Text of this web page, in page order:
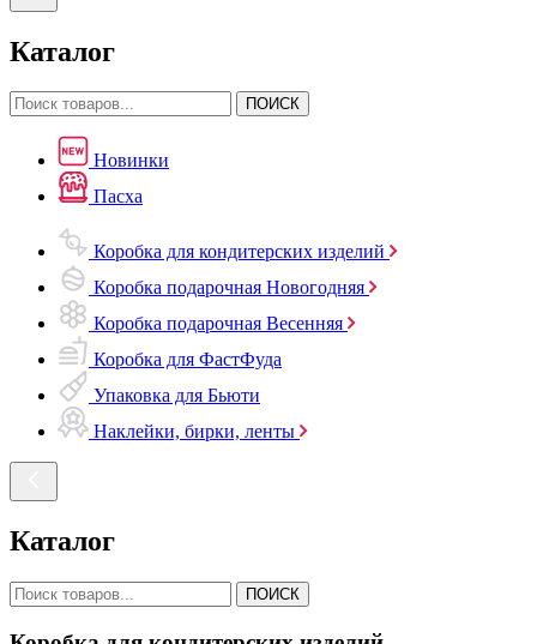
Каталог
ПОИСК
Новинки
Пасха
Коробка для кондитерских изделий
Коробка подарочная Новогодняя
Коробка подарочная Весенняя
Коробка для ФастФуда
Упаковка для Бьюти
Наклейки, бирки, ленты
Каталог
ПОИСК